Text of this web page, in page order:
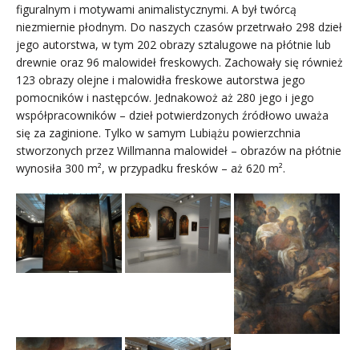
figuralnym i motywami animalistycznymi. A był twórcą
niezmiernie płodnym. Do naszych czasów przetrwało 298 dzieł
jego autorstwa, w tym 202 obrazy sztalugowe na płótnie lub
drewnie oraz 96 malowideł freskowych. Zachowały się również
123 obrazy olejne i malowidła freskowe autorstwa jego
pomocników i następców. Jednakowoż aż 280 jego i jego
współpracowników – dzieł potwierdzonych źródłowo uważa
się za zaginione. Tylko w samym Lubiążu powierzchnia
stworzonych przez Willmanna malowideł – obrazów na płótnie
wynosiła 300 m², w przypadku fresków – aż 620 m².